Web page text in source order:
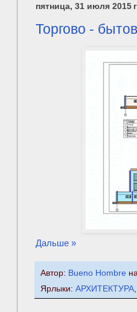
пятница, 31 июля 2015
Торгово -
Дальше »
Автор: Bueno Hombre
Ярлыки: АРХИТЕКТУРА